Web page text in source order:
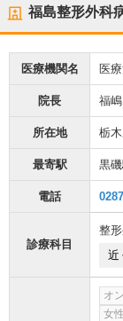
福島整形外科
医療機関名 医
院長 福
所在地 栃
最寄駅 黒
電話
診療科目
整
近
オ
女